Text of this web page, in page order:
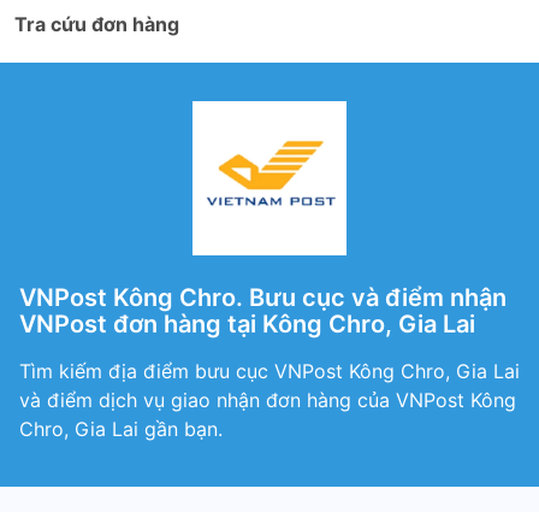
Tra cứu đơn hàng
VNPost Kông Chro. Bưu cục và điểm nhận
VNPost đơn hàng tại Kông Chro, Gia Lai
Tìm kiếm địa điểm bưu cục VNPost Kông Chro, Gia Lai
và điểm dịch vụ giao nhận đơn hàng của VNPost Kông
Chro, Gia Lai gần bạn.